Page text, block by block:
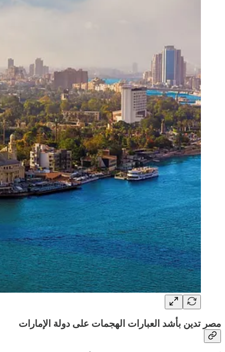
مصر تدين بأشد العبارات الهجمات على دولة الإمارات